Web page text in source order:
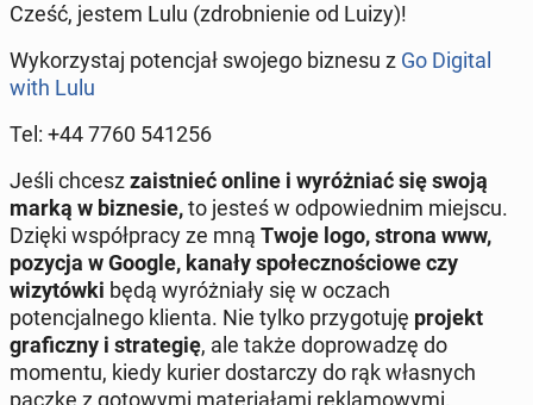
Cześć, jestem Lulu (zdrobnienie od Luizy)!
Wykorzystaj potencjał swojego biznesu z Go Digital
with Lulu
Tel: +44 7760 541256
Jeśli chceszzaistnieć online i wyróżniać się swoją
marką w biznesie,to jesteś w odpowiednim miejscu.
Dzięki współpracy ze mną Twoje logo, strona www,
pozycja w Google, kanały społecznościowe czy
wizytówki będą wyróżniały się w oczach
potencjalnego klienta. Nie tylko przygotuję projekt
graficzny i strategię, ale także doprowadzę do
momentu, kiedy kurier dostarczy do rąk własnych
paczkę z gotowymi materiałami reklamowymi.